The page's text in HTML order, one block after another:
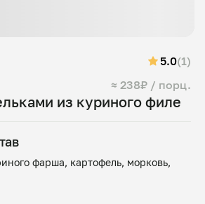
из куриного филе
≈ 238₽ / порц.
5.0(1)
фарша, картофель, морковь,